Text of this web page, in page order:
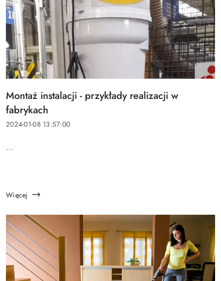
Tytuł
artykułu:
Montaż instalacji - przykłady realizacji w
fabrykach
Data
2024-01-08 13:57:00
Treść
...
Więcej